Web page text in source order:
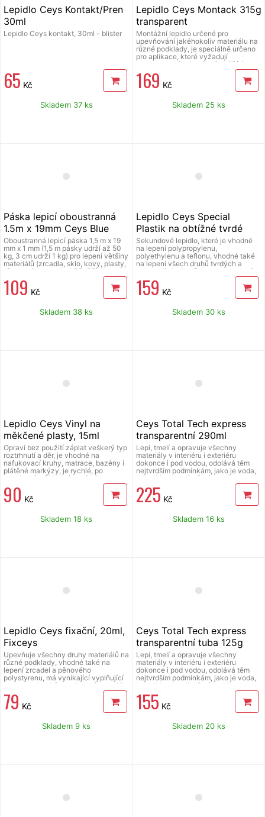
Lepidlo Ceys Kontakt/Pren
30ml
Lepidlo Ceys kontakt, 30ml - blister
65 Kč
Skladem 37 ks
Lepidlo Ceys Montack 315g
transparent
Montážní lepidlo určené pro
upevňování jakéhokoliv materiálu na
různé podklady, je speciálně určeno
pro aplikace, které vyžadují
transparentní zakončení, zajišťuje
vysokou počáteční přilnavost a
odolnost po vytvrdnutí spoje, jeho
vyplňovací schopnosti umožňují
vlhkosti, lepení je rychlé a trvalé,
doporučuje se aplikovat při teplotě
169 Kč
Skladem 25 ks
Páska lepicí oboustranná
1.5m x 19mm Ceys Blue
Tape
Oboustranná lepicí páska 1,5 m x 19
mm x 1 mm (1,5 m pásky udrží až 50
kg, 3 cm udrží 1 kg) pro lepení většiny
materiálů (zrcadla, sklo, kovy, plasty,
dřevo, kámen, nylon, PP, PE),
okamžitě pevně lepí, vhodná do
prostor s vysokou vlhkostí vzduchu
jako je koupelna, pro fixaci předmětů
Vyrovnává drobné nerovnosti
povrchu. Odolává teplotám od -5 °C
109 Kč
Skladem 38 ks
Lepidlo Ceys Special
Plastik na obtížné tvrdé
plasty, 3g+4ml
Sekundové lepidlo, které je vhodné
na lepení polypropylenu,
polyethylenu a teflonu, vhodné také
na lepení všech druhů tvrdých a
polotvrdých plastů, je transparentní,
velmi pevné a s velice snadnou
manipulací, ideální pro rychlé práce.
159 Kč
Skladem 30 ks
Lepidlo Ceys Vinyl na
měkčené plasty, 15ml
Opraví bez použití záplat veškerý typ
roztrhnutí a děr, je vhodné na
nafukovací kruhy, matrace, bazény i
plátěné markýzy, je rychlé, po
zaschnutí průhledné, pružné,
trvanlivé a odolné vodě.
90 Kč
Skladem 18 ks
Ceys Total Tech express
transparentní 290ml
Lepí, tmelí a opravuje všechny
materiály v interiéru i exteriéru
dokonce i pod vodou, odolává těm
nejtvrdším podmínkám, jako je voda,
led, vlhkost a plíseň, rány, vibrace,
tlaky, teplota, nestárne v průběhu
času a odolává UV záření, má
vynikající vlastnosti: vyplňuje, je
maximální přilnavost, je natíratelný za
vlhka, neobsahuje rozpouštědla,
součástky, obklady pod vodou.
225 Kč
Skladem 16 ks
Lepidlo Ceys fixační, 20ml,
Fixceys
Upevňuje všechny druhy materiálů na
různé podklady, vhodné také na
lepení zrcadel a pěnového
polystyrenu, má vynikající vyplňující
schopnosti, takže spojovaní materiály
nemusí do sebe perfektně zapadat,
odolné vlhkosti a nízkým i vysokým
teplotám, spoje zůstávají pružné.
79 Kč
Skladem 9 ks
Ceys Total Tech express
transparentní tuba 125g
Lepí, tmelí a opravuje všechny
materiály v interiéru i exteriéru
dokonce i pod vodou, odolává těm
nejtvrdším podmínkám, jako je voda,
led, vlhkost a plíseň, rány, vibrace,
tlaky, teplota, nestárne v průběhu
času a odolává UV záření, má
vynikající vlastnosti: vyplňuje, je
maximální přilnavost, je natíratelný za
vlhka, neobsahuje rozpouštědla,
součástky, obklady pod vodou.
155 Kč
Skladem 20 ks